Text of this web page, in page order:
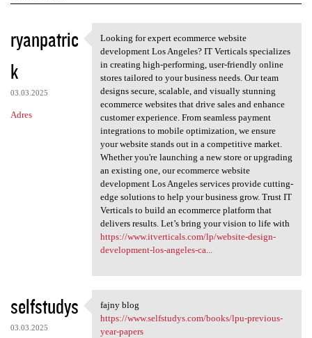
K
o
m
e
n
ryanpatric
k
03.03.2025
Adres
Looking for expert ecommerce
Looking for expert ecommerce website
development Los Angeles? IT Verticals specializes
in creating high-performing, user-friendly online
stores tailored to your business needs. Our team
designs secure, scalable, and visually stunning
ecommerce websites that drive sales and enhance
customer experience. From seamless payment
integrations to mobile optimization, we ensure
your website stands out in a competitive market.
Whether you're launching a new store or upgrading
an existing one, our ecommerce website
development Los Angeles services provide cutting-
edge solutions to help your business grow. Trust IT
Verticals to build an ecommerce platform that
delivers results. Let’s bring your vision to life with
https://www.itverticals.com/lp/website-design-
development-los-angeles-ca...
selfstudys
03.03.2025
fajny blog
fajny blog
https://www.selfstudys.com/books/lpu-previous-
year-papers